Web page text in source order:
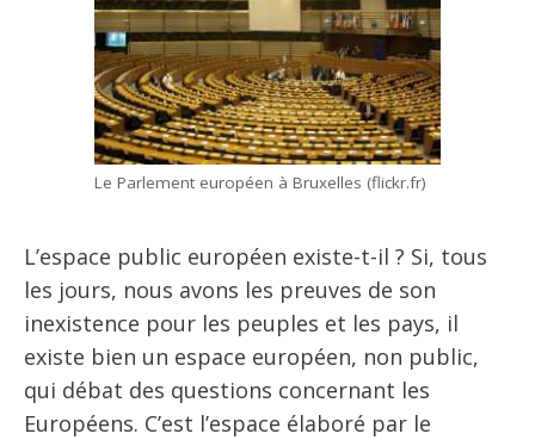
Le Parlement européen à Bruxelles (flickr.fr)
L’espace public européen existe-t-il ? Si, tous
les jours, nous avons les preuves de son
inexistence pour les peuples et les pays, il
existe bien un espace européen, non public,
qui débat des questions concernant les
Européens. C’est l’espace élaboré par le